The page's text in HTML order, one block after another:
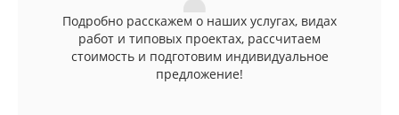
Подробно расскажем о наших услугах, видах
работ и типовых проектах, рассчитаем
стоимость и подготовим индивидуальное
предложение!